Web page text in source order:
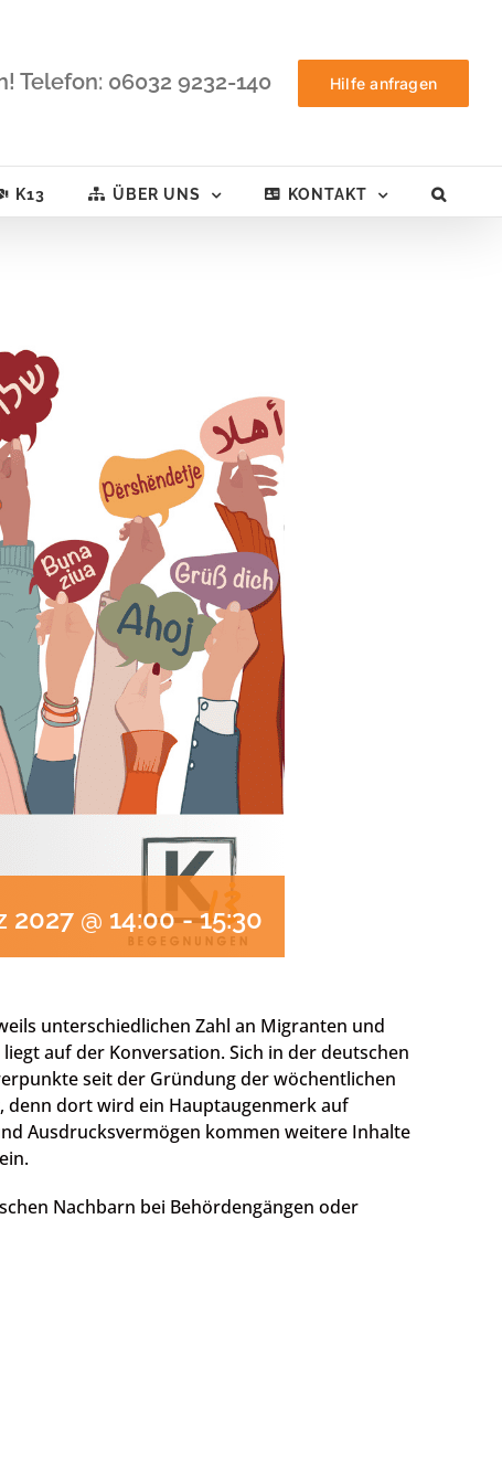
Telefon: 06032 9232-140 Hilfe anfragen
K13 ÜBER UNS KONTAKT
2027 @ 14:00-15:30
unterschiedlichen Zahl an Migranten und
auf der Konversation. Sich in der deutschen
seit der Gründung der wöchentlichen
denn dort wird ein Hauptaugenmerk auf
Ausdrucksvermögen kommen weitere Inhalte
Nachbarn bei Behördengängen oder